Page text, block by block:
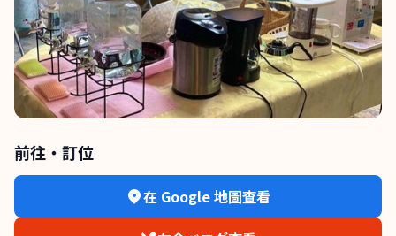
前往・訂位
在 Google 地圖查看